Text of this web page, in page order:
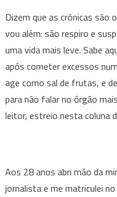
Ufa!
Consigo
respirar
Dizem que as crônicas são
vou além: são respiro e
uma vida mais leve. Sabe
após cometer excessos
age como sal de frutas, e
para não falar no órgão
leitor, estreio nesta coluna
Aos 28 anos abri mão da
jornalista e me matriculei